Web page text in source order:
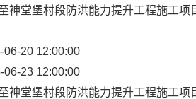
神堂堡村段防洪能力提升工程施工项
06-20 12:00:00
06-23 12:00:00
神堂堡村段防洪能力提升工程施工